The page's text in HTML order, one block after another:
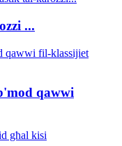
...
qawwi